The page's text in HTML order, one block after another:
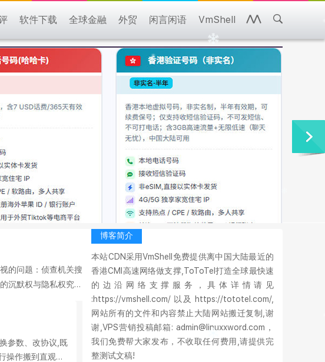
软件下载 全球金融 外贸 闲言闲语 VmShell
的问题：侦查机关搜
沉默权与隐私权究竟
参数、改协议,既
操作搬到直观的
博客简介
本站CDN采用VmShell免费提供离中国大陆最近的
香港CMI高速网络做支撑,ToToTel打造全球最快速
的边沿网络支撑服务，具体详情请见
:https://vmshell.com/ 以及 https://tototel.com/,
网站所有的文件和内容禁止大陆网站搬迁复制,谢
谢,VPS营销投稿邮箱: admin@linuxxword.com，
我们免费帮大家发布，不收取任何费用,请提供完
整测试文稿!